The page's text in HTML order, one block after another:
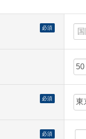
必須
必須
必須